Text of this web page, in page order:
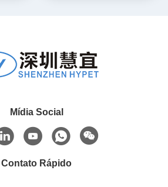
Mídia Social
Contato Rápido